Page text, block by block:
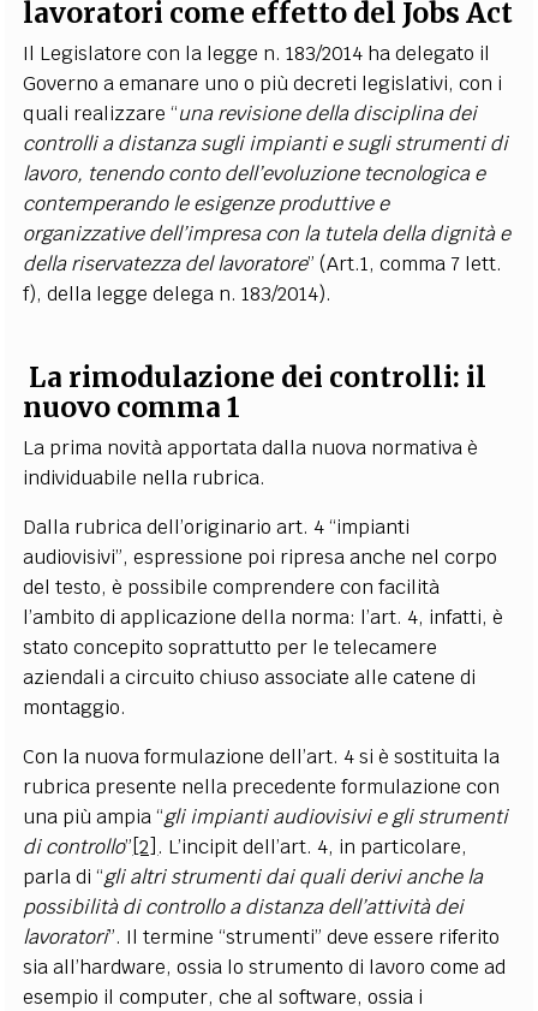
lavoratori come effetto del Jobs Act
Il Legislatore con la legge n. 183/2014 ha delegato il
Governo a emanare uno o più decreti legislativi, con i
quali realizzare “una revisione della disciplina dei
controlli a distanza sugli impianti e sugli strumenti di
lavoro, tenendo conto dell’evoluzione tecnologica e
contemperando le esigenze produttive e
organizzative dell’impresa con la tutela della dignità e
della riservatezza del lavoratore” (Art.1, comma 7 lett.
f), della legge delega n. 183/2014).
La rimodulazione dei controlli: il
nuovo comma 1
La prima novità apportata dalla nuova normativa è
individuabile nella rubrica.
Dalla rubrica dell’originario art. 4 “impianti
audiovisivi”, espressione poi ripresa anche nel corpo
del testo, è possibile comprendere con facilità
l’ambito di applicazione della norma: l’art. 4, infatti, è
stato concepito soprattutto per le telecamere
aziendali a circuito chiuso associate alle catene di
montaggio.
Con la nuova formulazione dell’art. 4 si è sostituita la
rubrica presente nella precedente formulazione con
una più ampia “gli impianti audiovisivi e gli strumenti
di controllo”[2] . L’incipit dell’art. 4, in particolare,
parla di “gli altri strumenti dai quali derivi anche la
possibilità di controllo a distanza dell’attività dei
lavoratori”. Il termine “strumenti” deve essere riferito
sia all’hardware, ossia lo strumento di lavoro come ad
esempio il computer, che al software, ossia i